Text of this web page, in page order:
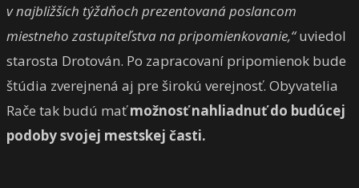
v najbližších týždňoch prezentovaná poslancom
miestneho zastupiteľstva na pripomienkovanie,“uviedol
starosta Drotován. Po zapracovaní pripomienok bude
štúdia zverejnená aj pre širokú verejnosť. Obyvatelia
Rače tak budú maťmožnosť nahliadnuť do budúcej
podoby svojej mestskej časti.